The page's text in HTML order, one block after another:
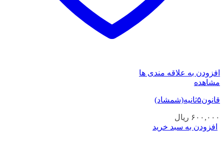
افزودن به علاقه مندی ها
مشاهده
قانون۵ثانیه(شمشاد)
۶۰۰,۰۰۰ ریال
افزودن به سبد خرید